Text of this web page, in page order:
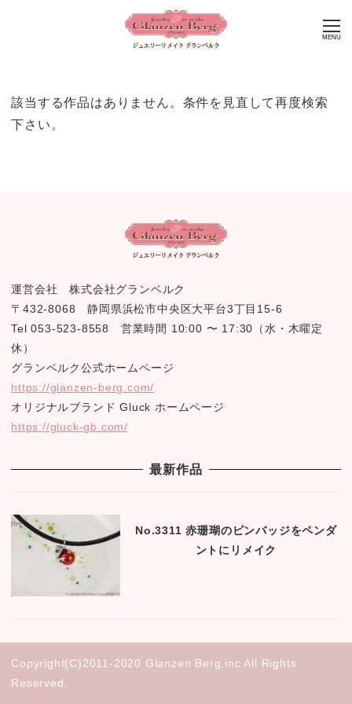
MENU
該当する作品はありません。条件を見直して再度検索
下さい。
運営会社 株式会社グランベルク
〒432-8068 静岡県浜松市中央区大平台3丁目15-6
Tel 053-523-8558 営業時間 10:00 〜 17:30（水・木曜定
休）
グランベルク公式ホームページ
https://glanzen-berg.com/
オリジナルブランド Gluck ホームページ
https://gluck-gb.com/
最新作品
No.3311 赤珊瑚のピンバッジをペンダ
ントにリメイク
Copyright(C)2011-2020 Glanzen Berg.inc All Rights
Reserved.